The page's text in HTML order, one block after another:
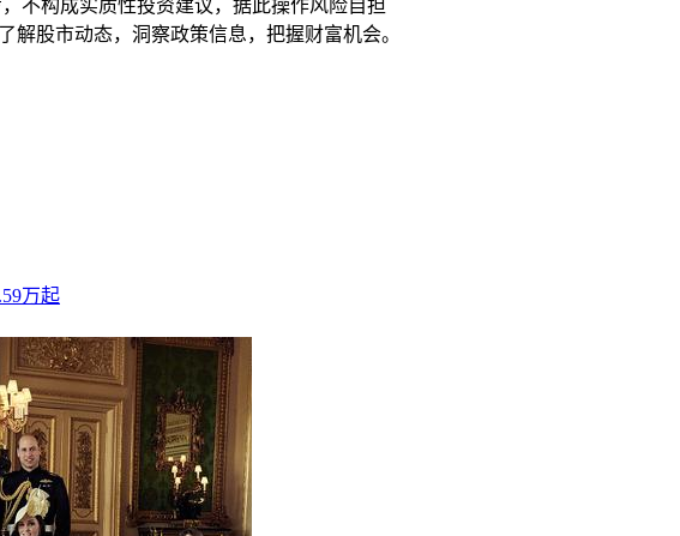
不构成实质性投资建议，据此操作风险自担
解股市动态，洞察政策信息，把握财富机会。
万起